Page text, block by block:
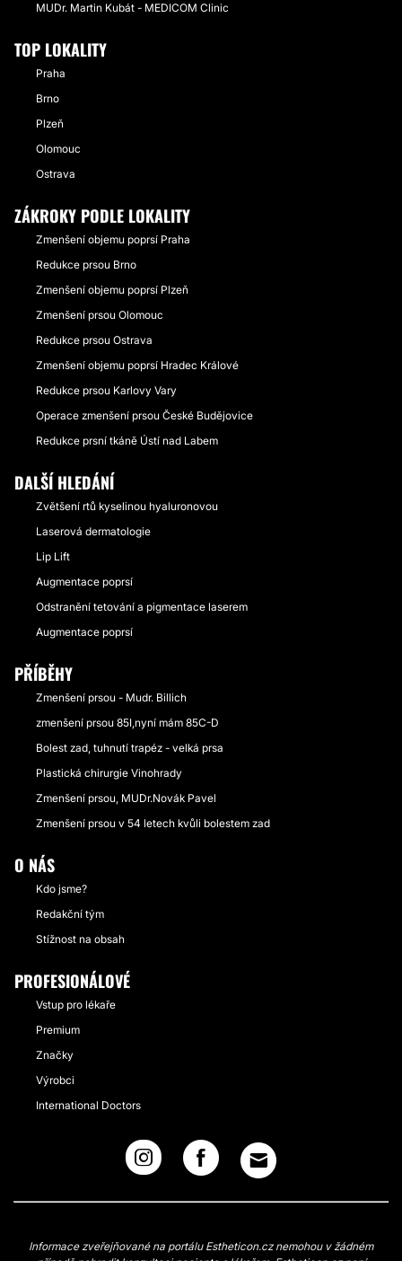
MUDr. Martin Kubát - MEDICOM Clinic
TOP LOKALITY
Praha
Brno
Plzeň
Olomouc
Ostrava
ZÁKROKY PODLE LOKALITY
Zmenšení objemu poprsí Praha
Redukce prsou Brno
Zmenšení objemu poprsí Plzeň
Zmenšení prsou Olomouc
Redukce prsou Ostrava
Zmenšení objemu poprsí Hradec Králové
Redukce prsou Karlovy Vary
Operace zmenšení prsou České Budějovice
Redukce prsní tkáně Ústí nad Labem
DALŠÍ HLEDÁNÍ
Zvětšení rtů kyselinou hyaluronovou
Laserová dermatologie
Lip Lift
Augmentace poprsí
Odstranění tetování a pigmentace laserem
Augmentace poprsí
PŘÍBĚHY
Zmenšení prsou - Mudr. Billich
zmenšení prsou 85I,nyní mám 85C-D
Bolest zad, tuhnutí trapéz - velká prsa
Plastická chirurgie Vinohrady
Zmenšení prsou, MUDr.Novák Pavel
Zmenšení prsou v 54 letech kvůli bolestem zad
O NÁS
Kdo jsme?
Redakční tým
Stížnost na obsah
PROFESIONÁLOVÉ
Vstup pro lékaře
Premium
Značky
Výrobci
International Doctors
Informace zveřejňované na portálu Estheticon.cz nemohou v žádném